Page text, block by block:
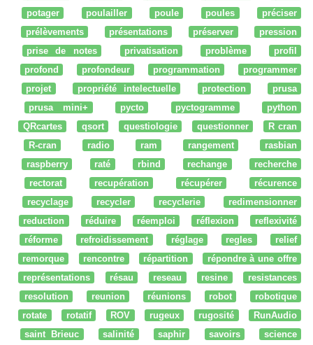
potager
poulailler poule poules
préciser
prélèvements
présentations préserver
pression
prise de notes
privatisation problème
profil
profond
profondeur programmation
programmer
projet
propriété intelectuelle protection
prusa
prusa mini+
pycto pyctogramme
python
QRcartes
qsort questiologie questionner
R cran
R-cran
radio ram rangement
rasbian
raspberry
raté rbind rechange
recherche
rectorat
recupération récupérer
récurence
recyclage
recycler recyclerie
redimensionner
reduction
réduire réemploi réflexion
reflexivité
réforme
refroidissement réglage regles
relief
remorque
rencontre répartition
répondre à une offre
représentations
résau reseau resine
resistances
resolution
reunion réunions robot
robotique
rotate
rotatif ROV rugeux rugosité
RunAudio
saint Brieuc
salinité saphir savoirs
science